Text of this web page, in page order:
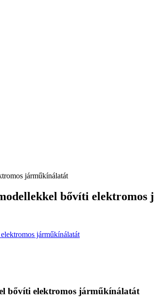
bővíti
járműkínálatát
bővíti elektromos járműkínálatát